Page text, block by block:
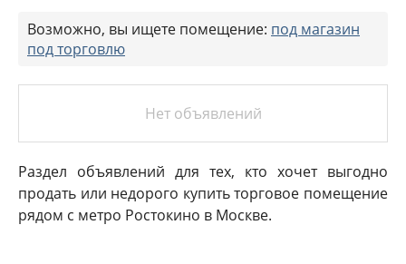
Возможно, вы ищете помещение: под магазин
под торговлю
Нет объявлений
Раздел объявлений для тех, кто хочет выгодно
продать или недорого купить торговое помещение
рядом с метро Ростокино в Москве.